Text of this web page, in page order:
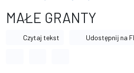
MAŁE GRANTY
Czytaj tekst Udostępnij na